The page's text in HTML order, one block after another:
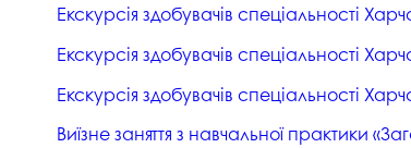
Екскурсія здобувачів спеціальності
Екскурсія здобувачів спеціальності
Екскурсія здобувачів спеціальності
Виїзне заняття з навчальної практики